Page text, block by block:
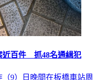
近百件 抓48名通緝犯
9）日晚間在板橋車站周